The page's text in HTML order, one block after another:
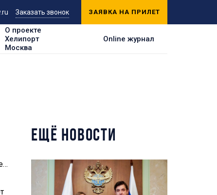
Заказать звонок ЗАЯВКА НА ПРИЛЕТ
О проекте
Хелипорт
Москва
Online журнал
ЕЩЁ НОВОСТИ